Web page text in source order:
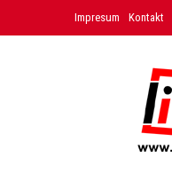
Impresum Kontakt